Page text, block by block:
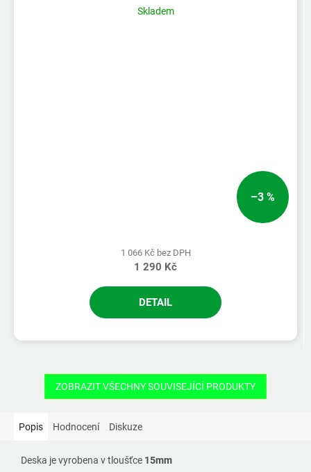
Skladem
–3 %
1 066 Kč bez DPH
1 290 Kč
DETAIL
ZOBRAZIT VŠECHNY SOUVISEJÍCÍ PRODUKTY
Popis Hodnocení Diskuze
Deska je vyrobena v tloušťce 15mm